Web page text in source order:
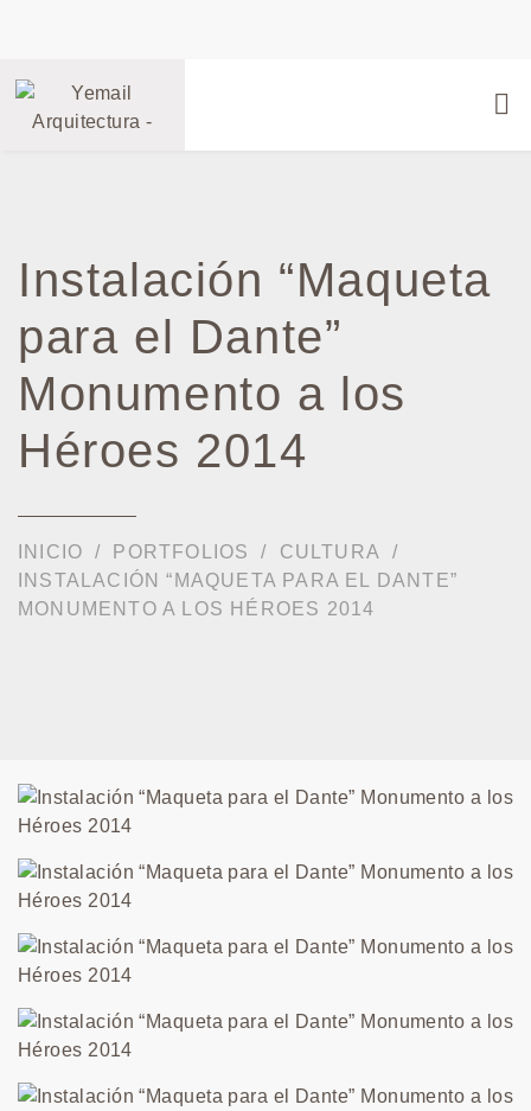
Instalación “Maqueta
para el Dante”
Monumento a los
Héroes 2014
INICIO PORTFOLIOS
CULTURA
INSTALACIÓN “MAQUETA PARA EL DANTE”
MONUMENTO A LOS HÉROES 2014